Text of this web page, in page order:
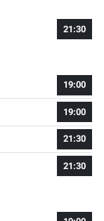
21:30
19:00
19:00
21:30
21:30